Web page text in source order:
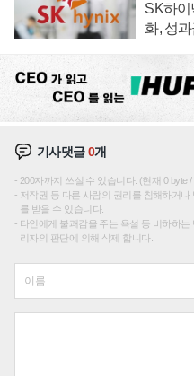
SK하이
화, 성
기사댓글0개
200자까지 쓰실 수 있습니다. (현재 0 byte /
저작권 등 다른 사람의 권리를 침해하거
를 받을 수 있습니다.
타인에게 불쾌감을 주는 욕설 등 비하하
리자의 판단에 의해 삭제 합니다.